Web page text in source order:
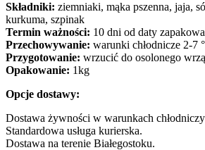
Składniki: ziemniaki, mąka pszenna, jaja,
kurkuma, szpinak
Termin ważności: 10 dni od daty
Przechowywanie: warunki chłodnicze 2-7
Przygotowanie: wrzucić do osolonego
Opakowanie: 1kg
Opcje dostawy:
Dostawa żywności w warunkach
Standardowa usługa kurierska.
Dostawa na terenie Białegostoku.